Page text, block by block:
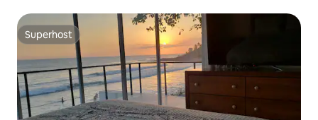
Superhost
Superhost